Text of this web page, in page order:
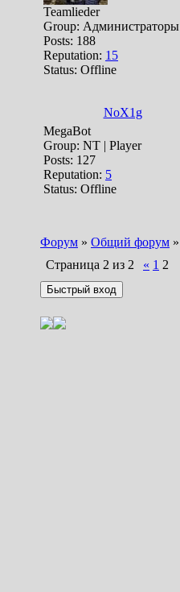
Teamlieder
Group: Администраторы
Posts: 188
Reputation: 15
Status: Offline
NoX1g
MegaBot
Group: NT | Player
Posts: 127
Reputation: 5
Status: Offline
Форум » Общий форум »
Страница 2 из 2 « 1 2